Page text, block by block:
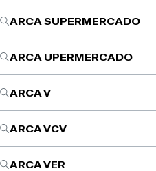
ARCA SUPERMERCADO
ARCA UPERMERCADO
ARCA V
ARCA VCV
ARCA VER